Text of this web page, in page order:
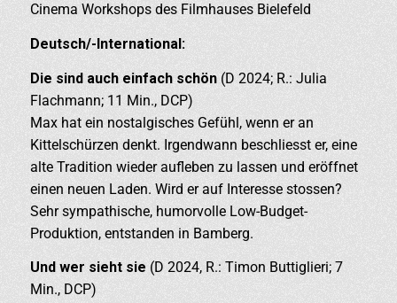
Cinema Workshops des Filmhauses Bielefeld
Deutsch/-International:
Die sind auch einfach schön (D 2024; R.: Julia
Flachmann; 11 Min., DCP)
Max hat ein nostalgisches Gefühl, wenn er an
Kittelschürzen denkt. Irgendwann beschliesst er, eine
alte Tradition wieder aufleben zu lassen und eröffnet
einen neuen Laden. Wird er auf Interesse stossen?
Sehr sympathische, humorvolle Low-Budget-
Produktion, entstanden in Bamberg.
Und wer sieht sie (D 2024, R.: Timon Buttiglieri; 7
Min., DCP)